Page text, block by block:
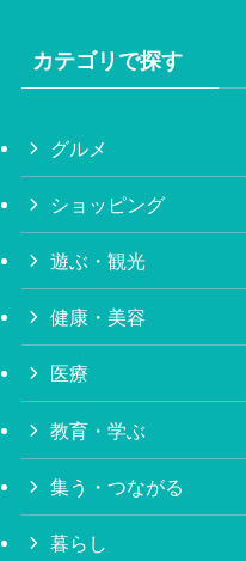
カテゴリで探す
グルメ
ショッピング
遊ぶ・観光
健康・美容
医療
教育・学ぶ
集う・つながる
暮らし